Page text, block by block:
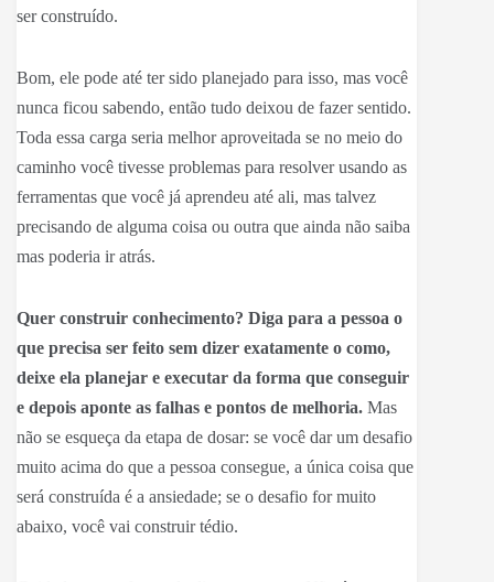
ser construído.
Bom, ele pode até ter sido planejado para isso, mas você
nunca ficou sabendo, então tudo deixou de fazer sentido.
Toda essa carga seria melhor aproveitada se no meio do
caminho você tivesse problemas para resolver usando as
ferramentas que você já aprendeu até ali, mas talvez
precisando de alguma coisa ou outra que ainda não saiba
mas poderia ir atrás.
Quer construir conhecimento? Diga para a pessoa o
que precisa ser feito sem dizer exatamente o como,
deixe ela planejar e executar da forma que conseguir
e depois aponte as falhas e pontos de melhoria. Mas
não se esqueça da etapa de dosar: se você dar um desafio
muito acima do que a pessoa consegue, a única coisa que
será construída é a ansiedade; se o desafio for muito
abaixo, você vai construir tédio.